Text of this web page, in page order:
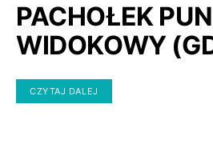
PACHOŁEK
WIDOKOWY
CZYTAJ DALEJ